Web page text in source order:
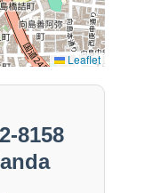
Leaflet
8158